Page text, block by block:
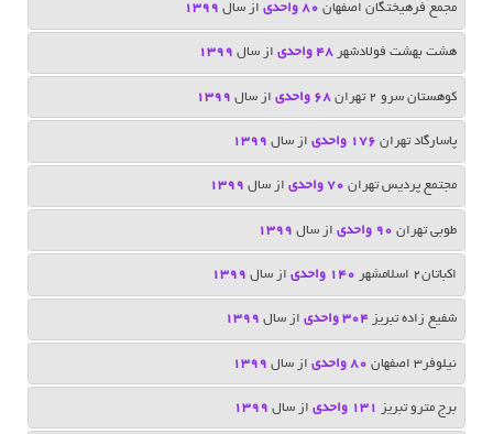
مجمع فرهیختگان اصفهان 80 واحدی از سال 1399
هشت بهشت فولادشهر 48 واحدی از سال 1399
كوهستان سرو 2 تهران ٦٨ واحدی از سال 1399
پاسارگاد تهران 176 واحدی از سال 1399
مجتمع پردیس تهران 70 واحدی از سال 1399
طوبی تهران 90 واحدی از سال 1399
اکباتان2 اسلامشهر 140 واحدی از سال 1399
شفیع زاده تبریز 304 واحدی از سال 1399
نیلوفر3 اصفهان 80 واحدی از سال 1399
برج مترو تبریز 131 واحدی از سال 1399